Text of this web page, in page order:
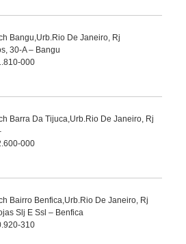
Bangu,Urb.Rio De Janeiro, Rj
30-A – Bangu
000
Barra Da Tijuca,Urb.Rio De Janeiro, Rj
000
Bairro Benfica,Urb.Rio De Janeiro, Rj
Slj E Ssl – Benfica
310